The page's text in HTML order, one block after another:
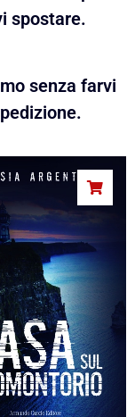
spostare.
senza farvi